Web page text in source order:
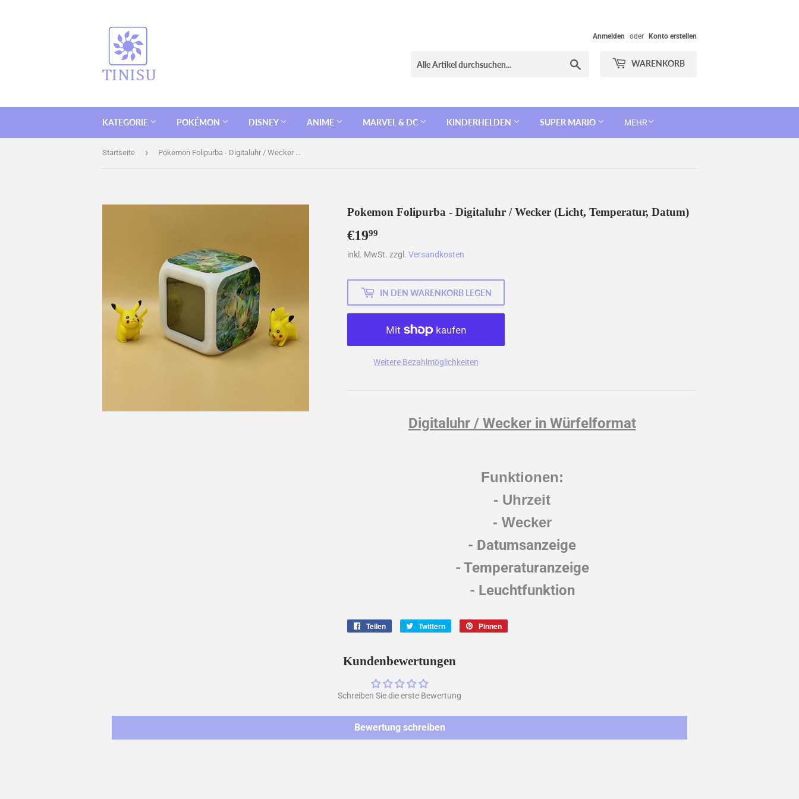
Anmelden oder Konto erstellen
WARENKORB
KATEGORIE POKÉMON DISNEY ANIME MARVEL & DC KINDERHELDEN SUPER MARIO MEHR
Startseite › Pokemon Folipurba - Digitaluhr / Wecker (Licht, Temperatur, Datum)
Pokemon Folipurba - Digitaluhr / Wecker (Licht, Temperatur, Datum)
€1999
inkl. MwSt. zzgl. Versandkosten
IN DEN WARENKORB LEGEN
Weitere Bezahlmöglichkeiten
Digitaluhr / Wecker in Würfelformat
Funktionen:
- Uhrzeit
- Wecker
- Datumsanzeige
- Temperaturanzeige
- Leuchtfunktion
Teilen Twittern Pinnen
Kundenbewertungen
Schreiben Sie die erste Bewertung
Bewertung schreiben